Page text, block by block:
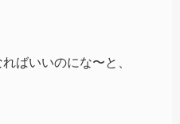
ばいいのにな〜と、